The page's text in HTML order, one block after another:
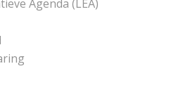
Agenda (LEA)